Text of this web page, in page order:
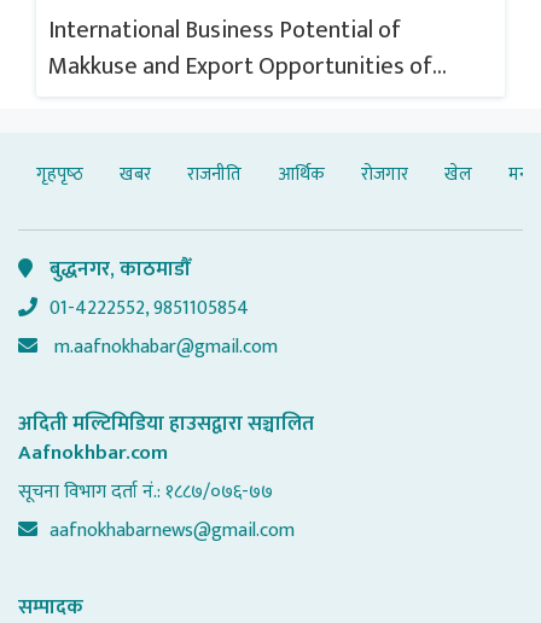
International Business Potential of
Makkuse and Export Opportunities of
Nepali Sweets with Global Comparison to
गृहपृष्‍ठ खबर राजनीति आर्थिक रोजगार खेल
बुद्धनगर, काठमाडौँ
01-4222552, 9851105854
m.aafnokhabar@gmail.com
अदिती मल्टिमिडिया हाउसद्वारा सञ्चालित
Aafnokhbar.com
सूचना विभाग दर्ता नं.: १८८७/०७६-७७
aafnokhabarnews@gmail.com
सम्पादक